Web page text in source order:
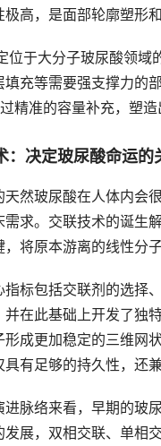
高，是面部轮廓塑形
位于大分子玻尿酸领域
填充等需要强支撑力的
精准的容量补充，塑造
：决定玻尿酸命运的
然玻尿酸在人体内会
需求。交联技术的诞生
将原本游离的线性分
标包括交联剂的选择
在此基础上开发了独
成更加稳定的三维网
有足够的持久性，还兼
进脉络来看，早期的玻
发展，双相交联、单相